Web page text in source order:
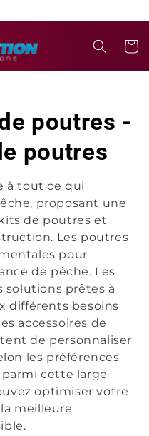
Panier
poutres -
poutres
à tout ce qui
proposant une
de poutres et
Les poutres
pour
de pêche. Les
solutions prêtes à
différents besoins
accessoires de
de personnaliser
les préférences
cette large
optimiser votre
meilleure